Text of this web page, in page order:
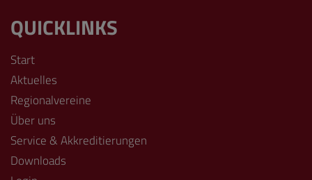
QUICKLINKS
Start
Aktuelles
Regionalvereine
Über uns
Service & Akkreditierungen
Downloads